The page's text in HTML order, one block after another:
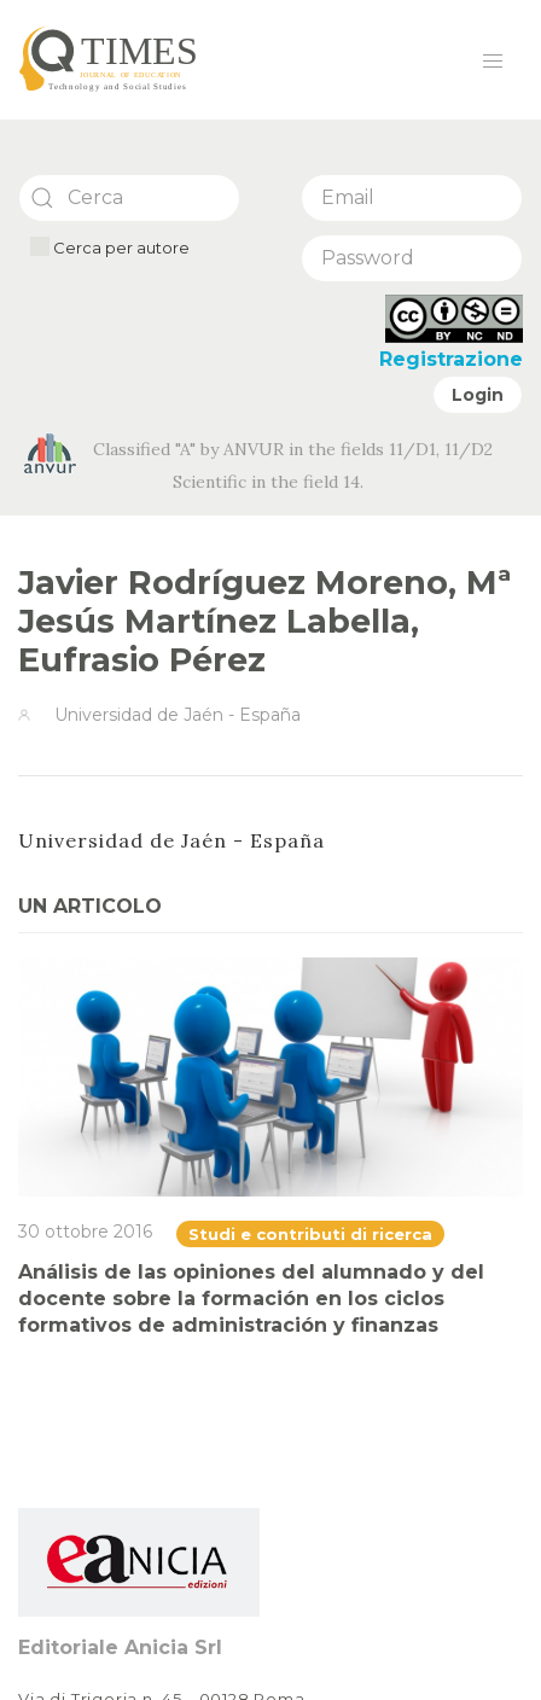
Cerca per autore
Registrazione
Login
Classified "A" by ANVUR in the fields 11/D1, 11/D2
Scientific in the field 14.
Javier Rodríguez Moreno, Mª
Jesús Martínez Labella,
Eufrasio Pérez
Universidad de Jaén - España
Universidad de Jaén - España
UN ARTICOLO
30 ottobre 2016 Studi e contributi di ricerca
Análisis de las opiniones del alumnado y del
docente sobre la formación en los ciclos
formativos de administración y finanzas
Editoriale Anicia Srl